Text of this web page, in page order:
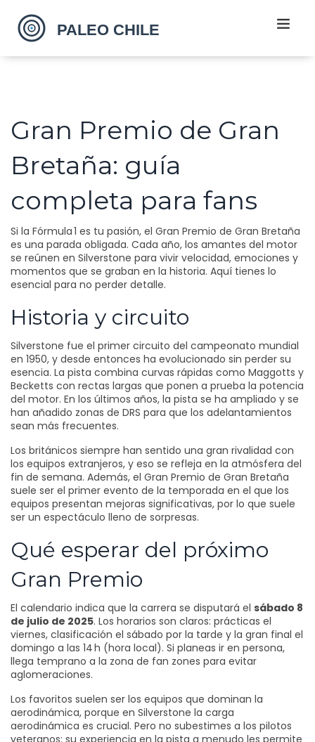
Gran Premio de Gran
Bretaña: guía
completa para fans
Si la Fórmula 1 es tu pasión, el Gran Premio de Gran Bretaña
es una parada obligada. Cada año, los amantes del motor
se reúnen en Silverstone para vivir velocidad, emociones y
momentos que se graban en la historia. Aquí tienes lo
esencial para no perder detalle.
Historia y circuito
Silverstone fue el primer circuito del campeonato mundial
en 1950, y desde entonces ha evolucionado sin perder su
esencia. La pista combina curvas rápidas como Maggotts y
Becketts con rectas largas que ponen a prueba la potencia
del motor. En los últimos años, la pista se ha ampliado y se
han añadido zonas de DRS para que los adelantamientos
sean más frecuentes.
Los británicos siempre han sentido una gran rivalidad con
los equipos extranjeros, y eso se refleja en la atmósfera del
fin de semana. Además, el Gran Premio de Gran Bretaña
suele ser el primer evento de la temporada en el que los
equipos presentan mejoras significativas, por lo que suele
ser un espectáculo lleno de sorpresas.
Qué esperar del próximo
Gran Premio
El calendario indica que la carrera se disputará el sábado 8
de julio de 2025. Los horarios son claros: prácticas el
viernes, clasificación el sábado por la tarde y la gran final el
domingo a las 14 h (hora local). Si planeas ir en persona,
llega temprano a la zona de fan zones para evitar
aglomeraciones.
Los favoritos suelen ser los equipos que dominan la
aerodinámica, porque en Silverstone la carga
aerodinámica es crucial. Pero no subestimes a los pilotos
veteranos: su experiencia en la pista a menudo les permite